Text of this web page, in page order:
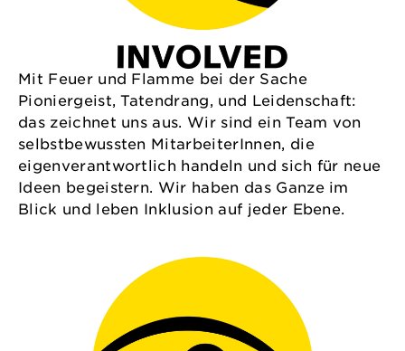
Mit Feuer und Flamme bei der Sache
Pioniergeist, Tatendrang, und Leidenschaft:
das zeichnet uns aus. Wir sind ein Team von
selbstbewussten MitarbeiterInnen, die
eigenverantwortlich handeln und sich für neue
Ideen begeistern. Wir haben das Ganze im
Blick und leben Inklusion auf jeder Ebene.